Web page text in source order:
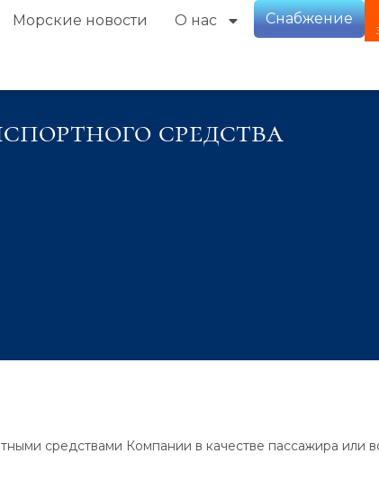
Морские новости О нас Снабжение
средства
средствами Компании в качестве пассажира или